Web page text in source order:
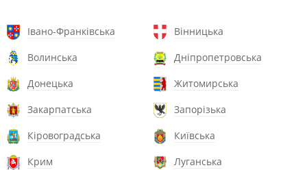
Івано-Франківська
Вінницька
Волинська
Дніпропетровська
Донецька
Житомирська
Закарпатська
Запорізька
Кіровоградська
Київська
Крим
Луганська